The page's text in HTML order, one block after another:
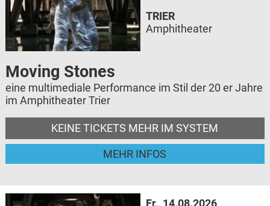
Moving Stones
eine multimediale Performance im Stil der 20 er Jahre
im Amphitheater Trier
KEINE TICKETS MEHR IM SYSTEM
MEHR INFOS
TRIER
Amphitheater